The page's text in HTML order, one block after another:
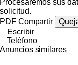
Procesaremos sus
solicitud.
PDF Compartir
Escribir
Teléfono
Anuncios similares